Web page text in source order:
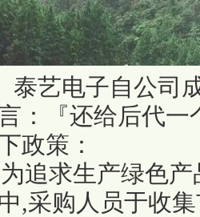
泰艺电子自公司
：『还给后代
政策：
求生产绿色产
,采购人员于收